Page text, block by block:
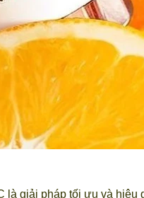
là giải pháp tối ưu và